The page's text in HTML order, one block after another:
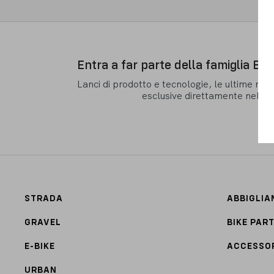
Entra a far parte della famiglia
Lanci di prodotto e tecnologie, le ultime
esclusive direttamente nella
STRADA
GRAVEL
E-BIKE
URBAN
BIKE